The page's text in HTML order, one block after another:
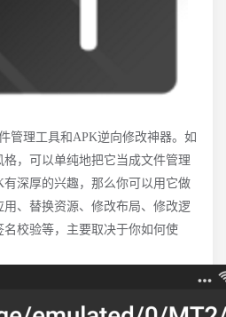
管理工具和APK逆向修改神器。如
，可以单纯地把它当成文件管理
深厚的兴趣，那么你可以用它做
、替换资源、修改布局、修改逻
校验等，主要取决于你如何使